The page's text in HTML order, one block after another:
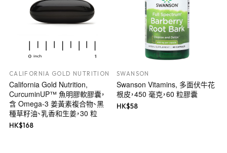
CALIFORNIA GOLD NUTRITION
California Gold Nutrition,
CurcuminUP™ 魚明膠軟膠囊，
含 Omega-3 姜黃素複合物、黑
種草籽油、乳香和生姜，30 粒
HK$168
SWANSON
Swanson Vitamins, 多面伏牛花
根皮，450 毫克，60 粒膠囊
HK$58